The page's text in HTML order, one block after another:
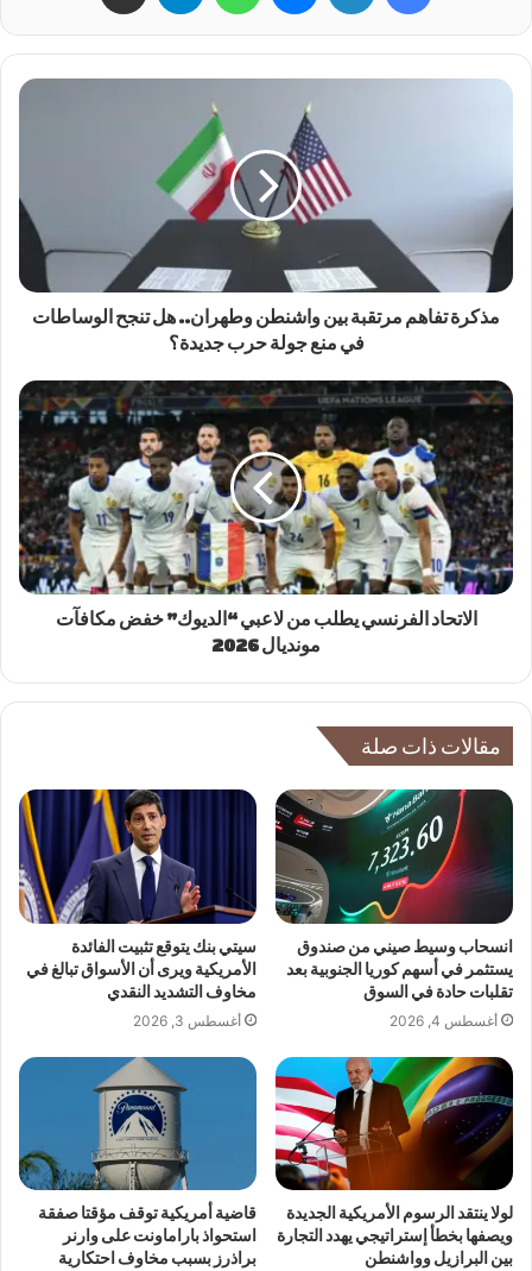
مذكرة تفاهم مرتقبة بين واشنطن وطهران.. هل تنجح الوساطات
في منع جولة حرب جديدة؟
الاتحاد الفرنسي يطلب من لاعبي “الديوك” خفض مكافآت
مونديال 2026
مقالات ذات صلة
انسحاب وسيط صيني من صندوق
يستثمر في أسهم كوريا الجنوبية بعد
تقلبات حادة في السوق
أغسطس 4, 2026
سيتي بنك يتوقع تثبيت الفائدة
الأمريكية ويرى أن الأسواق تبالغ في
مخاوف التشديد النقدي
أغسطس 3, 2026
لولا ينتقد الرسوم الأمريكية الجديدة
ويصفها بخطأ إستراتيجي يهدد التجارة
بين البرازيل وواشنطن
قاضية أمريكية توقف مؤقتا صفقة
استحواذ باراماونت على وارنر
براذرز بسبب مخاوف احتكارية